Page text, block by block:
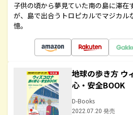
子供の頃から夢見ていた南の島に滞在
が、島で出合うトロピカルでマジカル
憶。
地球の歩き方 ウ
心・安全BOOK
D-Books
2022.07.20 発売